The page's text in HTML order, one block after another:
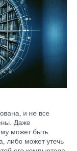
и не все
Даже
может быть
либо может утечь